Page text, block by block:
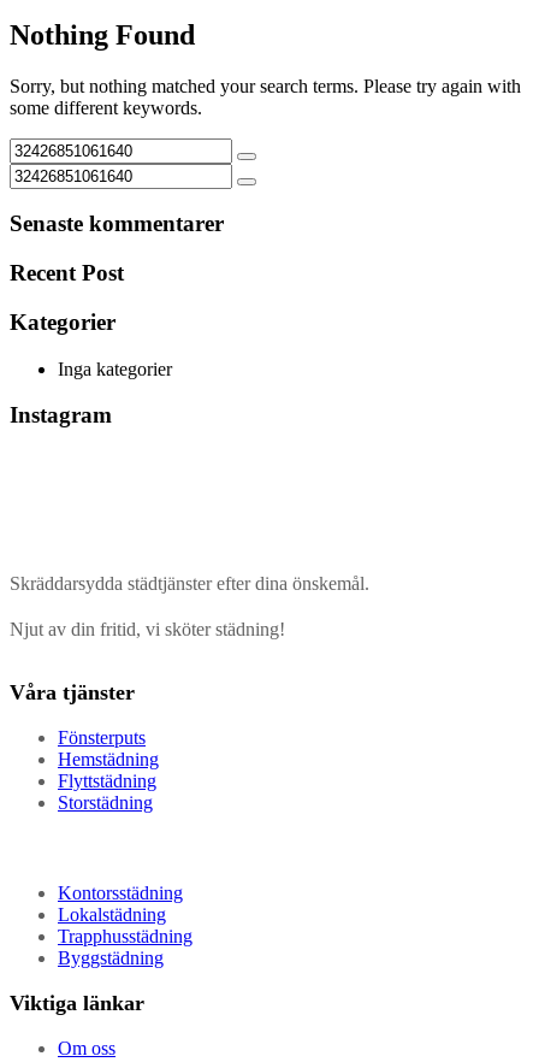
Nothing Found
Sorry, but nothing matched your search terms. Please try again with
some different keywords.
Senaste kommentarer
Recent Post
Kategorier
Inga kategorier
Instagram
Skräddarsydda städtjänster efter dina önskemål.
Njut av din fritid, vi sköter städning!
Våra tjänster
Fönsterputs
Hemstädning
Flyttstädning
Storstädning
Kontorsstädning
Lokalstädning
Trapphusstädning
Byggstädning
Viktiga länkar
Om oss